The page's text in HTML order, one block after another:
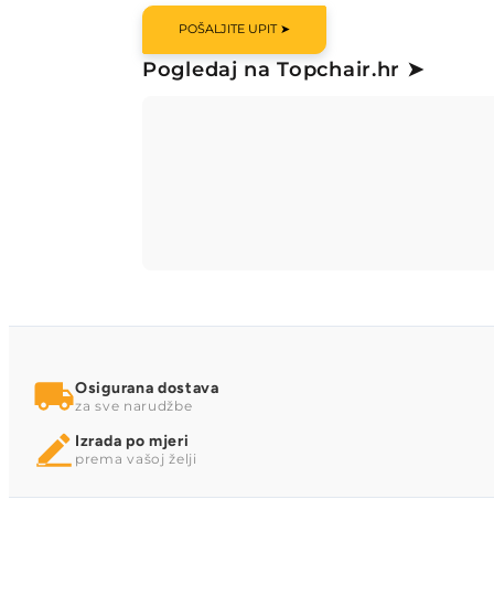
POŠALJITE UPIT ➤
Pogledaj na Topchair.hr ➤
Osigurana dostava
za sve narudžbe
Izrada po mjeri
prema vašoj želji